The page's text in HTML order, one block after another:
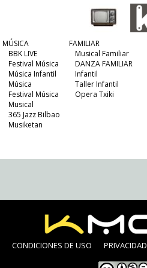
MÚSICA
BBK LIVE
Festival Música
Música Infantil
Música
Festival Música
Musical
365 Jazz Bilbao
Musiketan
FAMILIAR
Musical Familiar
DANZA FAMILIAR
Infantil
Taller Infantil
Opera Txiki
CONDICIONES DE USO PRIVACIDAD